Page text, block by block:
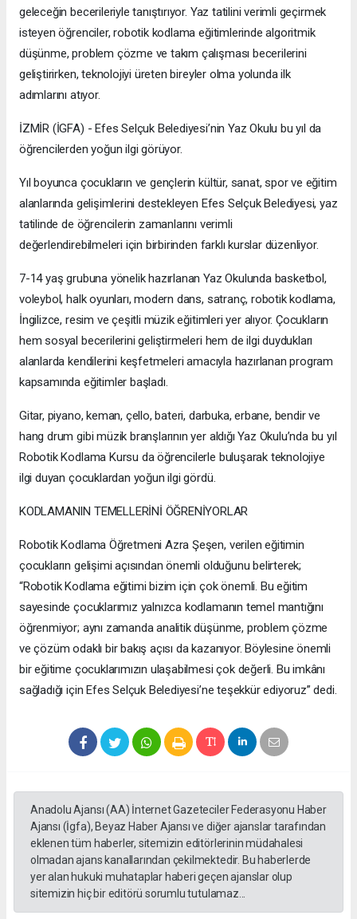
geleceğin becerileriyle tanıştırıyor. Yaz tatilini verimli geçirmek
isteyen öğrenciler, robotik kodlama eğitimlerinde algoritmik
düşünme, problem çözme ve takım çalışması becerilerini
geliştirirken, teknolojiyi üreten bireyler olma yolunda ilk
adımlarını atıyor.
İZMİR (İGFA) - Efes Selçuk Belediyesi’nin Yaz Okulu bu yıl da
öğrencilerden yoğun ilgi görüyor.
Yıl boyunca çocukların ve gençlerin kültür, sanat, spor ve eğitim
alanlarında gelişimlerini destekleyen Efes Selçuk Belediyesi, yaz
tatilinde de öğrencilerin zamanlarını verimli
değerlendirebilmeleri için birbirinden farklı kurslar düzenliyor.
7-14 yaş grubuna yönelik hazırlanan Yaz Okulunda basketbol,
voleybol, halk oyunları, modern dans, satranç, robotik kodlama,
İngilizce, resim ve çeşitli müzik eğitimleri yer alıyor. Çocukların
hem sosyal becerilerini geliştirmeleri hem de ilgi duydukları
alanlarda kendilerini keşfetmeleri amacıyla hazırlanan program
kapsamında eğitimler başladı.
Gitar, piyano, keman, çello, bateri, darbuka, erbane, bendir ve
hang drum gibi müzik branşlarının yer aldığı Yaz Okulu’nda bu yıl
Robotik Kodlama Kursu da öğrencilerle buluşarak teknolojiye
ilgi duyan çocuklardan yoğun ilgi gördü.
KODLAMANIN TEMELLERİNİ ÖĞRENİYORLAR
Robotik Kodlama Öğretmeni Azra Şeşen, verilen eğitimin
çocukların gelişimi açısından önemli olduğunu belirterek;
“Robotik Kodlama eğitimi bizim için çok önemli. Bu eğitim
sayesinde çocuklarımız yalnızca kodlamanın temel mantığını
öğrenmiyor; aynı zamanda analitik düşünme, problem çözme
ve çözüm odaklı bir bakış açısı da kazanıyor. Böylesine önemli
bir eğitime çocuklarımızın ulaşabilmesi çok değerli. Bu imkânı
sağladığı için Efes Selçuk Belediyesi’ne teşekkür ediyoruz” dedi.
Anadolu Ajansı (AA) İnternet Gazeteciler Federasyonu Haber
Ajansı (İgfa), Beyaz Haber Ajansı ve diğer ajanslar tarafından
eklenen tüm haberler, sitemizin editörlerinin müdahalesi
olmadan ajans kanallarından çekilmektedir. Bu haberlerde
yer alan hukuki muhataplar haberi geçen ajanslar olup
sitemizin hiç bir editörü sorumlu tutulamaz...